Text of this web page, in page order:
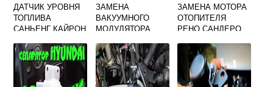
ДАТЧИК УРОВНЯ
ТОПЛИВА
САНЬЕНГ КАЙРОН
ЗАМЕНА
ВАКУУМНОГО
МОДУЛЯТОРА
КАЙРОН ДИЗЕЛЬ
ЗАМЕНА МОТОРА
ОТОПИТЕЛЯ
РЕНО САНДЕРО